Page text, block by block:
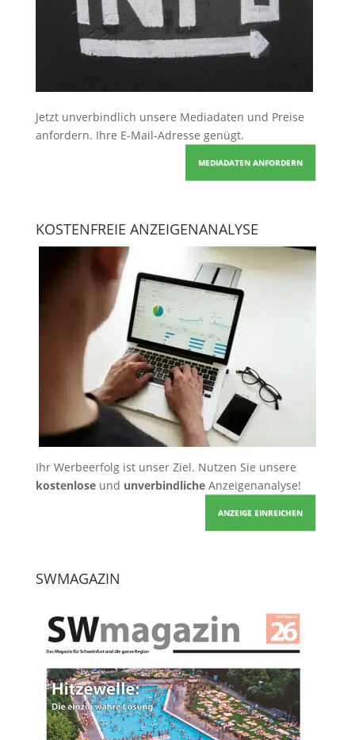
Jetzt unverbindlich unsere Mediadaten und Preise
anfordern. Ihre E-Mail-Adresse genügt.
MEDIADATEN ANFORDERN
KOSTENFREIE ANZEIGENANALYSE
Ihr Werbeerfolg ist unser Ziel. Nutzen Sie unsere
kostenloseund unverbindlicheAnzeigenanalyse!
ANZEIGE EINREICHEN
SWMAGAZIN